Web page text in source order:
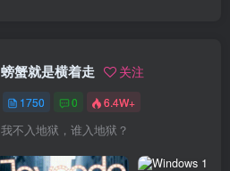
螃蟹就是横着走 关注
1750 0 6.4W+
我不入地狱，谁入地狱？